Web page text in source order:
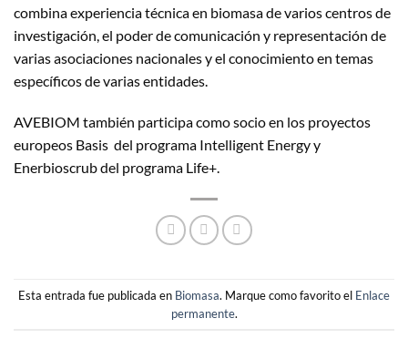
combina experiencia técnica en biomasa de varios centros de
investigación, el poder de comunicación y representación de
varias asociaciones nacionales y el conocimiento en temas
específicos de varias entidades.
AVEBIOM también participa como socio en los proyectos
europeos Basis del programa Intelligent Energy y
Enerbioscrub del programa Life+.
Esta entrada fue publicada en Biomasa. Marque como favorito el Enlace
permanente.